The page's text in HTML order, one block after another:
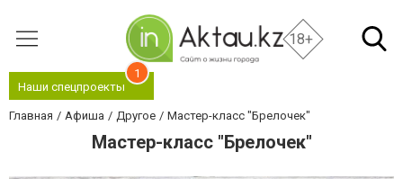
18+
Наши спецпроекты
1
Главная Афиша Другое Мастер-класс "Брелочек"
Мастер-класс "Брелочек"